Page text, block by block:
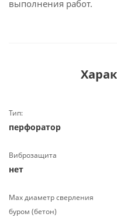
выполнения работ.
Тип:
перфоратор
Виброзащита
нет
Max диаметр сверления
буром (бетон)